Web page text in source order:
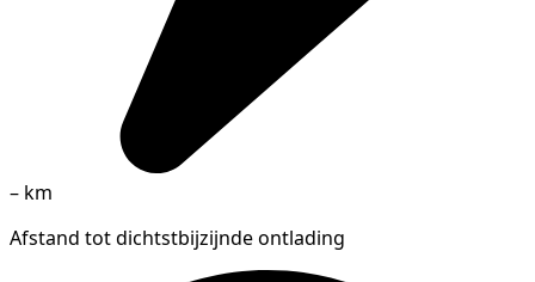
– km
Afstand tot dichtstbijzijnde ontlading